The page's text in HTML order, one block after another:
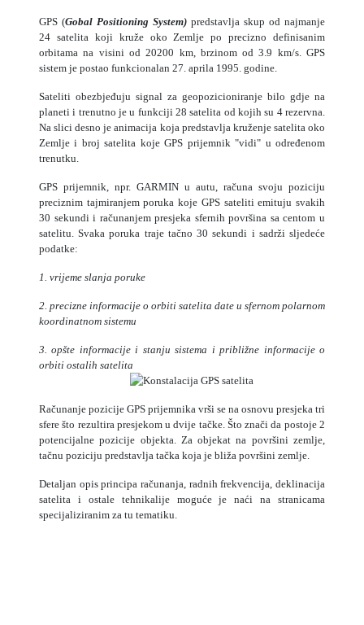
GPS (Gobal Positioning System) predstavlja skup od najmanje
24 satelita koji kruže oko Zemlje po precizno definisanim
orbitama na visini od 20200 km, brzinom od 3.9 km/s. GPS
sistem je postao funkcionalan 27. aprila 1995. godine.
Sateliti obezbjeđuju signal za geopozicioniranje bilo gdje na
planeti i trenutno je u funkciji 28 satelita od kojih su 4 rezervna.
Na slici desno je animacija koja predstavlja kruženje satelita oko
Zemlje i broj satelita koje GPS prijemnik "vidi" u određenom
trenutku.
GPS prijemnik, npr. GARMIN u autu, računa svoju poziciju
preciznim tajmiranjem poruka koje GPS sateliti emituju svakih
30 sekundi i računanjem presjeka sfernih površina sa centom u
satelitu. Svaka poruka traje tačno 30 sekundi i sadrži sljedeće
podatke:
1. vrijeme slanja poruke
2. precizne informacije o orbiti satelita date u sfernom polarnom
koordinatnom sistemu
3. opšte informacije i stanju sistema i približne informacije o
orbiti ostalih satelita
Računanje pozicije GPS prijemnika vrši se na osnovu presjeka tri
sfere što rezultira presjekom u dvije tačke. Što znači da postoje 2
potencijalne pozicije objekta. Za objekat na površini zemlje,
tačnu poziciju predstavlja tačka koja je bliža površini zemlje.
Detaljan opis principa računanja, radnih frekvencija, deklinacija
satelita i ostale tehnikalije moguće je naći na stranicama
specijaliziranim za tu tematiku.